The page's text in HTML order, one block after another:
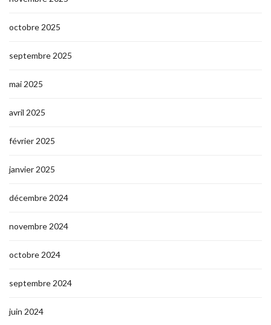
octobre 2025
septembre 2025
mai 2025
avril 2025
février 2025
janvier 2025
décembre 2024
novembre 2024
octobre 2024
septembre 2024
juin 2024